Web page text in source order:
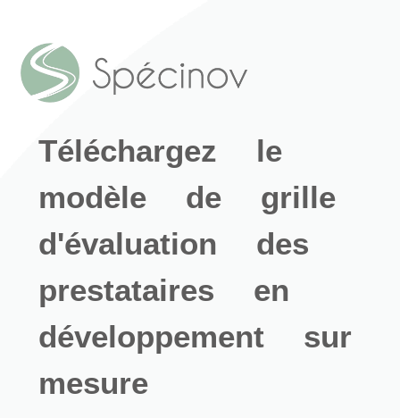
Téléchargez le
modèle de grille
d'évaluation des
prestataires en
développement sur
mesure